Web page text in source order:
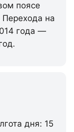
поясе
на
года —
дня: 15